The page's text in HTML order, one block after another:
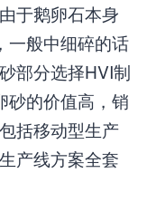
于鹅卵石本身
一般中细碎的话
部分选择HVI制
砂的价值高，销
括移动型生产
产线方案全套